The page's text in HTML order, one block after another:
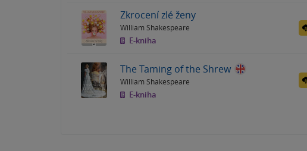
Zkrocení zlé ženy
William Shakespeare
E-kniha
The Taming of the Shrew
William Shakespeare
E-kniha